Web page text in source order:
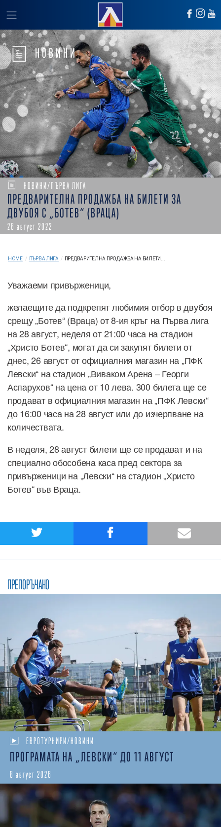
НОВИНИ
НОВИНИ/ПЪРВА ЛИГА
ПРЕДВАРИТЕЛНА ПРОДАЖБА НА БИЛЕТИ ЗА
ДВУБОЯ С „БОТЕВ“ (ВРАЦА)
26 август 2022
HOME / ПЪРВА ЛИГА / ПРЕДВАРИТЕЛНА ПРОДАЖБА НА БИЛЕТИ...
Уважаеми привърженици,
желаещите да подкрепят любимия отбор в двубоя
срещу „Ботев“ (Враца) от 8-ия кръг на Първа лига
на 28 август, неделя от 21:00 часа на стадион
„Христо Ботев“, могат да си закупят билети от
днес, 26 август от официалния магазин на „ПФК
Левски“ на стадион „Виваком Арена – Георги
Аспарухов“ на цена от 10 лева. 300 билета ще се
продават в официалния магазин на „ПФК Левски“
до 16:00 часа на 28 август или до изчерпване на
количествата.
В неделя, 28 август билети ще се продават и на
специално обособена каса пред сектора за
привърженици на „Левски“ на стадион „Христо
Ботев“ във Враца.
ПРЕПОРЪЧАНО
ЕВРОТУРНИРИ/НОВИНИ
ПРОГРАМАТА НА „ЛЕВСКИ“ ДО 11 АВГУСТ
8 август 2026